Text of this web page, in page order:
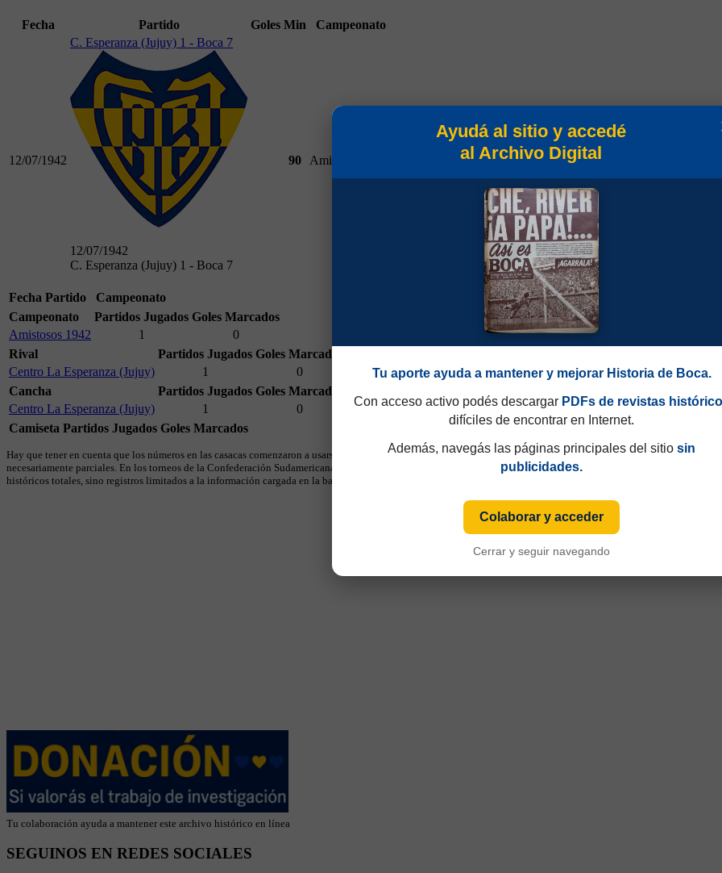
Fecha Partido Goles Min Campeonato
12/07/1942
C. Esperanza (Jujuy) 1 - Boca 7
12/07/1942
C. Esperanza (Jujuy) 1 - Boca 7
90 Amistosos 1942
Fecha Partido
Campeonato
Campeonato
Partidos Jugados Goles Marcados
Amistosos 1942
1
0
Rival
Partidos Jugados Goles Marcados
Centro La Esperanza (Jujuy)
1
0
Cancha
Partidos Jugados Goles Marcados
Centro La Esperanza (Jujuy)
1
0
Camiseta Partidos Jugados Goles Marcados
Hay que tener en cuenta que los números en las casacas comenzaron a usarse en 1949 y que hasta 1997 eran consecutivos, no fijos. Esa información aparecía sólo
necesariamente parciales. En los torneos de la Confederación Sudamericana se utiliza numeración fija desde sus primeras ediciones y, cuando ese dato está
históricos totales, sino registros limitados a la información cargada en la base.
Tu colaboración ayuda a mantener este archivo histórico en línea
SEGUINOS EN REDES SOCIALES
Ayudá al sitio y accedé
al Archivo Digital
Tu aporte ayuda a mantener y mejorar Historia de Boca.
Con acceso activo podés descargar PDFs de revistas
difíciles de encontrar en Internet.
Además, navegás las páginas principales del sitio sin
publicidades.
Colaborar y acceder
Cerrar y seguir navegando